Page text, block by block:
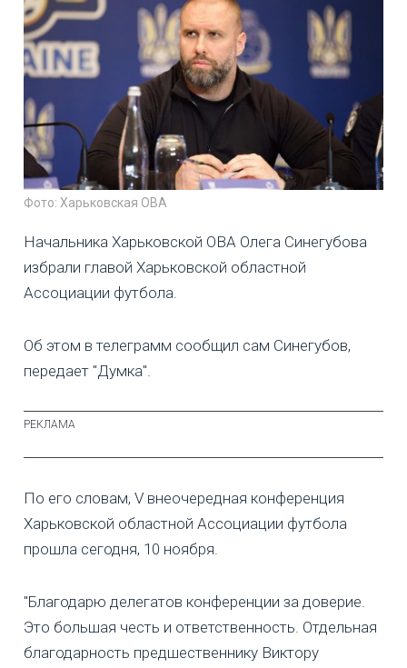
Фото: Харьковская ОВА
Начальника Харьковской ОВА Олега Синегубова
избрали главой Харьковской областной
Ассоциации футбола.
Об этом в телеграмм сообщил сам Синегубов,
передает "Думка".
По его словам, V внеочередная конференция
Харьковской областной Ассоциации футбола
прошла сегодня, 10 ноября.
"Благодарю делегатов конференции за доверие.
Это большая честь и ответственность. Отдельная
благодарность предшественнику Виктору